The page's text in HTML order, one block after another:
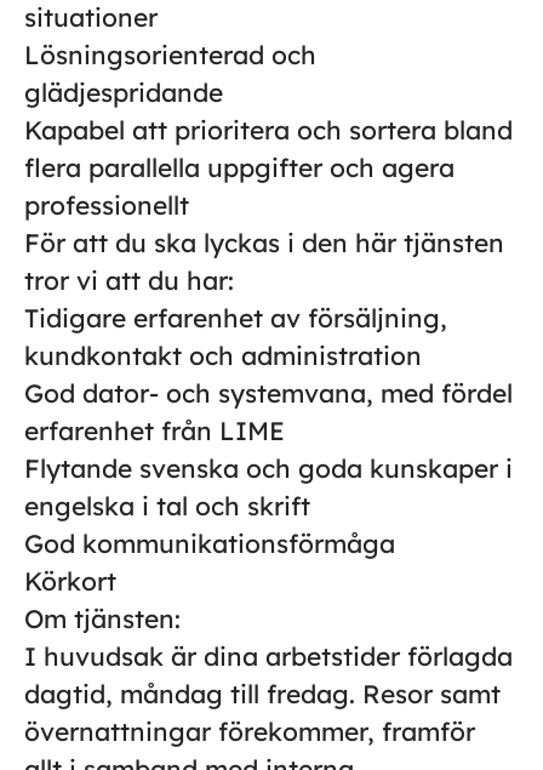
situationer
Lösningsorienterad och
glädjespridande
Kapabel att prioritera och sortera bland
flera parallella uppgifter och agera
professionellt
För att du ska lyckas i den här tjänsten
tror vi att du har:
Tidigare erfarenhet av försäljning,
kundkontakt och administration
God dator- och systemvana, med fördel
erfarenhet från LIME
Flytande svenska och goda kunskaper i
engelska i tal och skrift
God kommunikationsförmåga
Körkort
Om tjänsten:
I huvudsak är dina arbetstider förlagda
dagtid, måndag till fredag. Resor samt
övernattningar förekommer, framför